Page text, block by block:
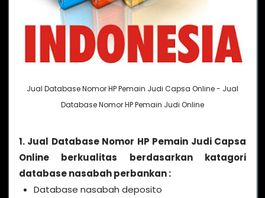
Jual Database Nomor HP Pemain Judi Capsa Online - Jual
Database Nomor HP Pemain Judi Online
1. Jual Database Nomor HP Pemain Judi Capsa
Online berkualitas berdasarkan katagori
database nasabah perbankan :
Database nasabah deposito